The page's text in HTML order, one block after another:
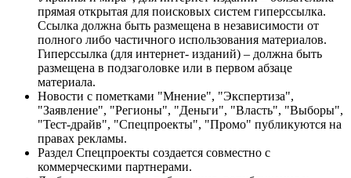
прямая открытая для поисковых систем гиперссылка.
Ссылка должна быть размещена в независимости от
полного либо частичного использования материалов.
Гиперссылка (для интернет- изданий) – должна быть
размещена в подзаголовке или в первом абзаце
материала.
Новости с пометками "Мнение", "Экспертиза",
"Заявление", "Регионы", "Деньги", "Власть", "Выборы",
"Тест-драйв", "Спецпроекты", "Промо" публикуются на
правах рекламы.
Раздел Спецпроекты создается совместно с
коммерческими партнерами.